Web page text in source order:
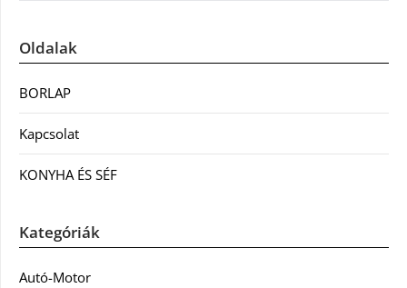
Oldalak
BORLAP
Kapcsolat
KONYHA ÉS SÉF
Kategóriák
Autó-Motor